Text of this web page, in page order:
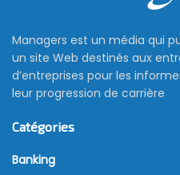
Managers est un média qui
un site Web destinés aux
d’entreprises pour les
leur progression de carrière
Catégories
Banking